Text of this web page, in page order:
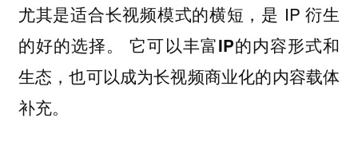
尤其是适合长视频模式的横短，是 IP 衍生
的好的选择。它可以丰富IP的内容形式和
生态，也可以成为长视频商业化的内容载体
补充。